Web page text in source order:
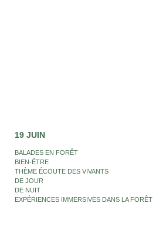
19 JUIN
BALADES EN FORÊT
BIEN-ÊTRE
THÈME ÉCOUTE DES VIVANTS
DE JOUR
DE NUIT
EXPÉRIENCES IMMERSIVES DANS LA FORÊT